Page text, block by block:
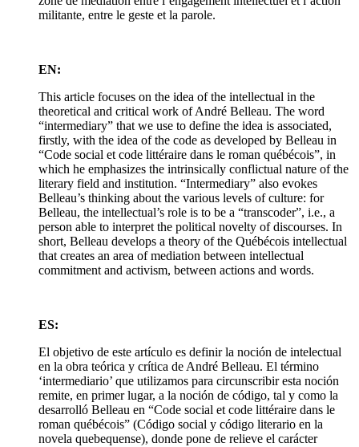
militante, entre le geste et la parole.
EN:
This article focuses on the idea of the intellectual in the
theoretical and critical work of André Belleau. The word
“intermediary” that we use to define the idea is associated,
firstly, with the idea of the code as developed by Belleau in
“Code social et code littéraire dans le roman québécois”, in
which he emphasizes the intrinsically conflictual nature of the
literary field and institution. “Intermediary” also evokes
Belleau’s thinking about the various levels of culture: for
Belleau, the intellectual’s role is to be a “transcoder”, i.e., a
person able to interpret the political novelty of discourses. In
short, Belleau develops a theory of the Québécois intellectual
that creates an area of mediation between intellectual
commitment and activism, between actions and words.
ES:
El objetivo de este artículo es definir la noción de intelectual
en la obra teórica y crítica de André Belleau. El término
‘intermediario’ que utilizamos para circunscribir esta noción
remite, en primer lugar, a la noción de código, tal y como la
desarrolló Belleau en “Code social et code littéraire dans le
roman québécois” (Código social y código literario en la
novela quebequense), donde pone de relieve el carácter